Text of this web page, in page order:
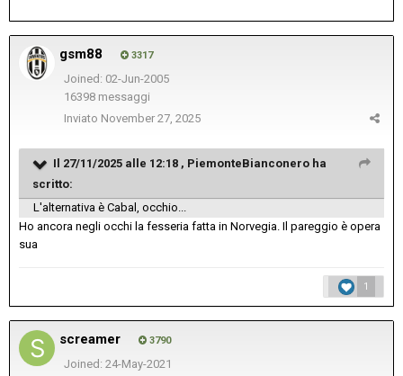
gsm88 3317
Joined: 02-Jun-2005
16398 messaggi
Inviato November 27, 2025
Il 27/11/2025 alle 12:18 , PiemonteBianconero ha
scritto:
L'alternativa è Cabal, occhio...
Ho ancora negli occhi la fesseria fatta in Norvegia. Il pareggio è opera
sua
1
screamer 3790
Joined: 24-May-2021